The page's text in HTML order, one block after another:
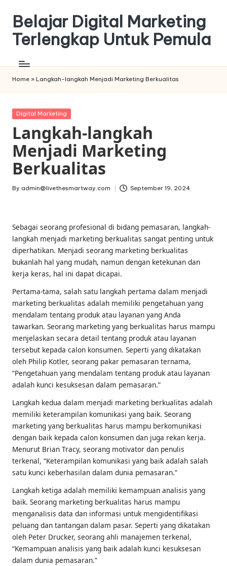
content
Belajar Digital Marketing
Terlengkap Untuk Pemula
Home » Langkah-langkah Menjadi Marketing Berkualitas
Posted
Digital Marketing
Langkah-langkah
Menjadi Marketing
Berkualitas
Posted
By admin@livethesmartway.com September 19, 2024
Sebagai seorang profesional di bidang pemasaran, langkah-
langkah menjadi marketing berkualitas sangat penting untuk
diperhatikan. Menjadi seorang marketing berkualitas
bukanlah hal yang mudah, namun dengan ketekunan dan
kerja keras, hal ini dapat dicapai.
Pertama-tama, salah satu langkah pertama dalam menjadi
marketing berkualitas adalah memiliki pengetahuan yang
mendalam tentang produk atau layanan yang Anda
tawarkan. Seorang marketing yang berkualitas harus mampu
menjelaskan secara detail tentang produk atau layanan
tersebut kepada calon konsumen. Seperti yang dikatakan
oleh Philip Kotler, seorang pakar pemasaran ternama,
“Pengetahuan yang mendalam tentang produk atau layanan
adalah kunci kesuksesan dalam pemasaran.”
Langkah kedua dalam menjadi marketing berkualitas adalah
memiliki keterampilan komunikasi yang baik. Seorang
marketing yang berkualitas harus mampu berkomunikasi
dengan baik kepada calon konsumen dan juga rekan kerja.
Menurut Brian Tracy, seorang motivator dan penulis
terkenal, “Keterampilan komunikasi yang baik adalah salah
satu kunci keberhasilan dalam dunia pemasaran.”
Langkah ketiga adalah memiliki kemampuan analisis yang
baik. Seorang marketing berkualitas harus mampu
menganalisis data dan informasi untuk mengidentifikasi
peluang dan tantangan dalam pasar. Seperti yang dikatakan
oleh Peter Drucker, seorang ahli manajemen terkenal,
“Kemampuan analisis yang baik adalah kunci kesuksesan
dalam dunia pemasaran.”